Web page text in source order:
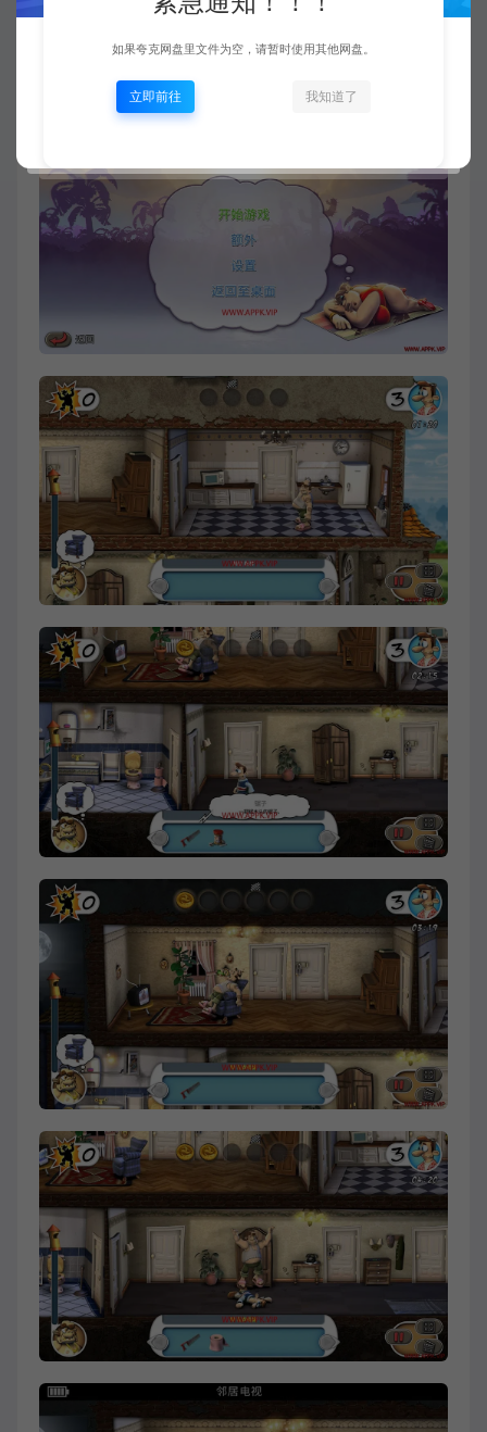
处理器: 64-bit processor
内存: 4 GB RAM
显卡: GeForce 560 , AMD Radeon HD 5830
如果夸克网盘里文件为空，请暂时使用其他网盘。
立即前往 我知道了